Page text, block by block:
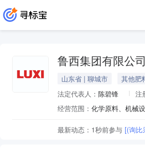
鲁西集团有限公司
山东省 | 聊城市 其他肥
法定代表人： 陈碧锋 注
经营范围：
最新动态： 1秒前参与 [(询比